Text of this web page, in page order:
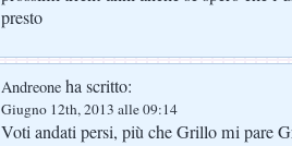
presto
Andreone ha scritto:
Giugno 12th, 2013 alle 09:14
Voti andati persi, più che Grillo mi pare